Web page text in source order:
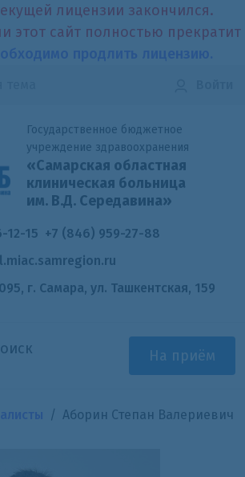
лицензии закончился.
этот сайт полностью прекратит
Государственное бюджетное
учреждение здравоохранения
«Самарская областная
клиническая больница
им. В.Д. Середавина»
12-15 +7 (846) 959-27-88
г. Самара, ул. Ташкентская, 159
На приём
Аборин Степан Валериевич